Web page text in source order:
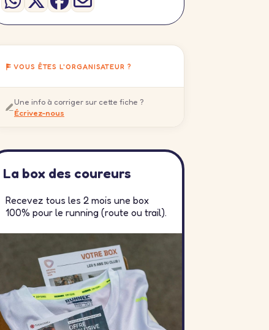
VOUS ÊTES L'ORGANISATEUR ?
Une info à corriger sur cette fiche ?
Écrivez-nous
La box des coureurs
Recevez tous les 2 mois une box
100% pour le running (route ou trail).